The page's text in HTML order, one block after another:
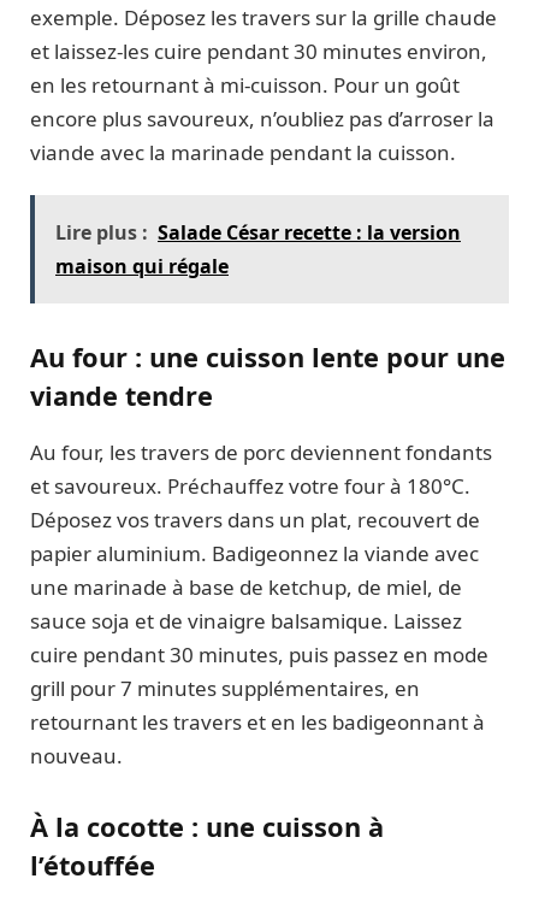
exemple. Déposez les travers sur la grille chaude
et laissez-les cuire pendant 30 minutes environ,
en les retournant à mi-cuisson. Pour un goût
encore plus savoureux, n’oubliez pas d’arroser la
viande avec la marinade pendant la cuisson.
Lire plus : Salade César recette : la version
maison qui régale
Au four : une cuisson lente pour une
viande tendre
Au four, les travers de porc deviennent fondants
et savoureux. Préchauffez votre four à 180°C.
Déposez vos travers dans un plat, recouvert de
papier aluminium. Badigeonnez la viande avec
une marinade à base de ketchup, de miel, de
sauce soja et de vinaigre balsamique. Laissez
cuire pendant 30 minutes, puis passez en mode
grill pour 7 minutes supplémentaires, en
retournant les travers et en les badigeonnant à
nouveau.
À la cocotte : une cuisson à
l’étouffée